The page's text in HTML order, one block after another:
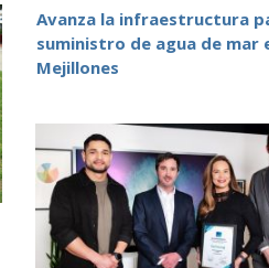
Avanza la infraestructura
suministro de agua de mar
Mejillones